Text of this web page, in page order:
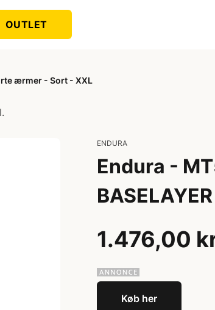
OUTLET
ærmer - Sort - XXL
ENDURA
Endura -
1.476,00
Køb her